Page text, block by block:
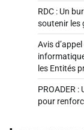
RDC : Un
soutenir les
Avis
les Entités
PROADER
pour